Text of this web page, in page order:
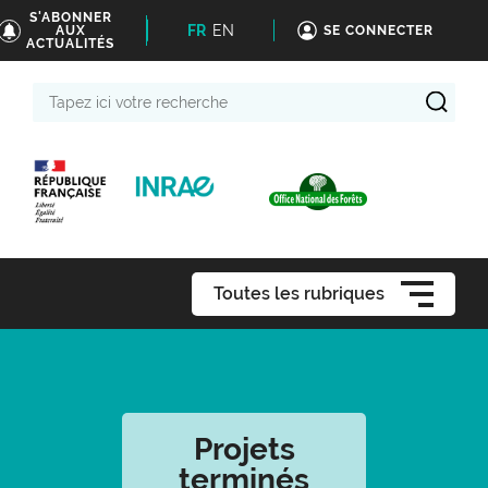
S'ABONNER
AUX
ACTUALITÉS
FR EN SE CONNECTER
Toutes les rubriques
Projets
terminés